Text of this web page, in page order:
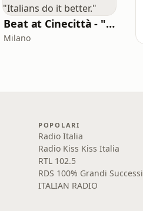
Beat at Cinecittà - "Italians do it better."
Milano
POPOLARI
Radio Italia
Radio Kiss Kiss Italia
RTL 102.5
RDS 100% Grandi Successi
ITALIAN RADIO